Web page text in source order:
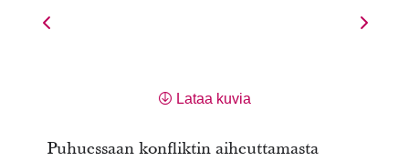
Lataa kuvia
Puhuessaan konfliktin aiheuttamasta